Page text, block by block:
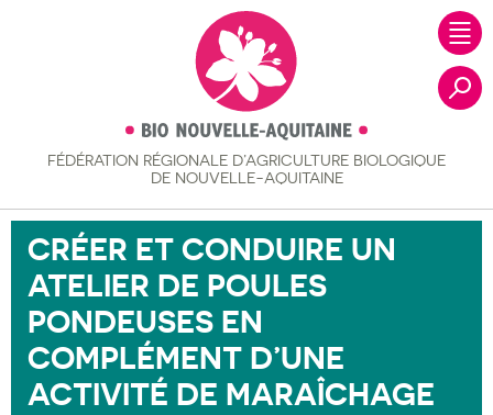
FÉDÉRATION RÉGIONALE D’AGRICULTURE BIOLOGIQUE
DE NOUVELLE-AQUITAINE
CRÉER ET CONDUIRE UN
ATELIER DE POULES
PONDEUSES EN
COMPLÉMENT D’UNE
ACTIVITÉ DE MARAÎCHAGE